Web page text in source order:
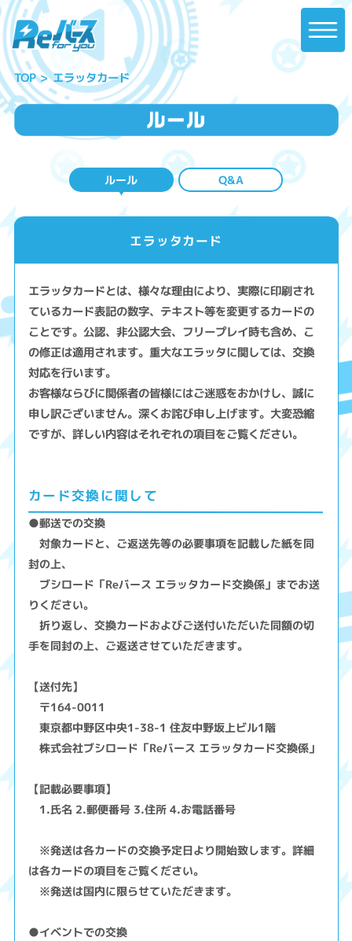
TOP エラッタカード
ルール Q&A
エラッタカード
エラッタカードとは、様々な理由により、実際に印刷され
ているカード表記の数字、テキスト等を変更するカードの
ことです。公認、非公認大会、フリープレイ時も含め、こ
の修正は適用されます。重大なエラッタに関しては、交換
対応を行います。
お客様ならびに関係者の皆様にはご迷惑をおかけし、誠に
申し訳ございません。深くお詫び申し上げます。大変恐縮
ですが、詳しい内容はそれぞれの項目をご覧ください。
カード交換に関して
●郵送での交換
対象カードと、ご返送先等の必要事項を記載した紙を同
封の上、
ブシロード「Reバース エラッタカード交換係」までお送
りください。
折り返し、交換カードおよびご送付いただいた同額の切
手を同封の上、ご返送させていただきます。
【送付先】
〒164-0011
東京都中野区中央1-38-1 住友中野坂上ビル1階
株式会社ブシロード「Reバース エラッタカード交換係」
【記載必要事項】
1.氏名 2.郵便番号 3.住所 4.お電話番号
※発送は各カードの交換予定日より開始致します。詳細
は各カードの項目をご覧ください。
※発送は国内に限らせていただきます。
●イベントでの交換